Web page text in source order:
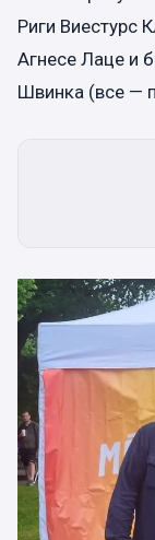
Риги Виестурс
Агнесе Лаце и
Швинка (все —